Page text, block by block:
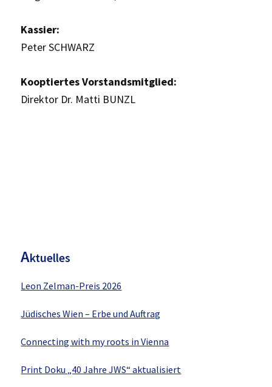
Kassier:
Peter SCHWARZ
Kooptiertes Vorstandsmitglied:
Direktor Dr. Matti BUNZL
Aktuelles
Leon Zelman-Preis 2026
Jüdisches Wien – Erbe und Auftrag
Connecting with my roots in Vienna
Print Doku „40 Jahre JWS“ aktualisiert